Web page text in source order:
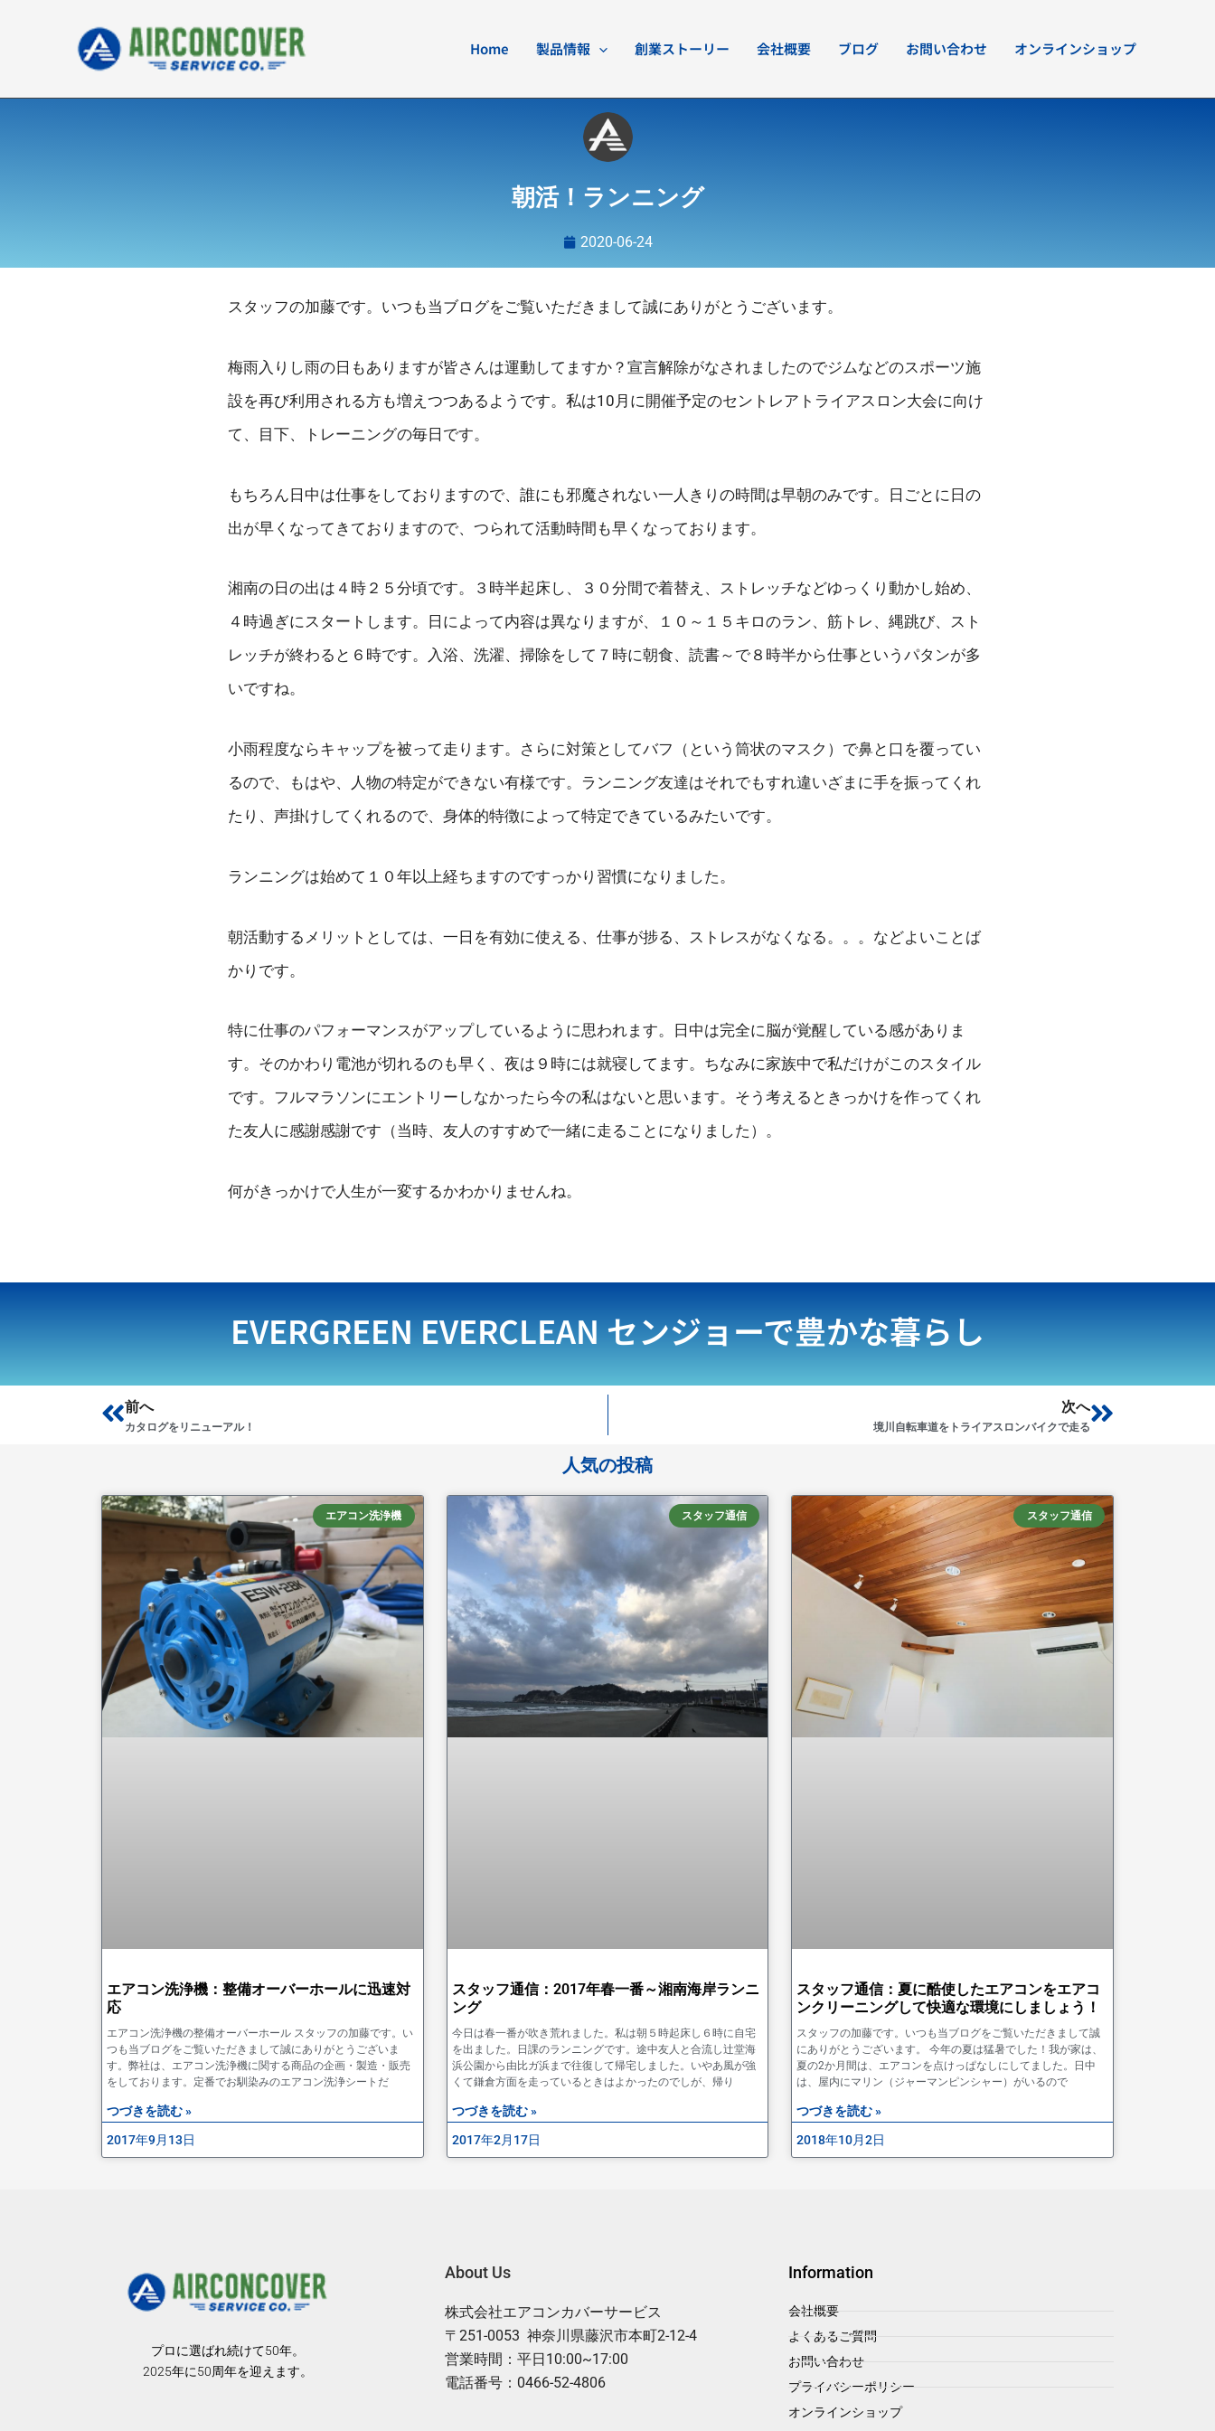
キ
Home 製品情報 創業ストーリー 会社概要 ブログ お問い合わせ オンラインショップ
朝活！ランニング
2020-06-24
スタッフの加藤です。いつも当ブログをご覧いただきまして誠にありがとうございます。
梅雨入りし雨の日もありますが皆さんは運動してますか？宣言解除がなされましたのでジムなどのスポーツ施
設を再び利用される方も増えつつあるようです。私は10月に開催予定のセントレアトライアスロン大会に向け
て、目下、トレーニングの毎日です。
もちろん日中は仕事をしておりますので、誰にも邪魔されない一人きりの時間は早朝のみです。日ごとに日の
出が早くなってきておりますので、つられて活動時間も早くなっております。
湘南の日の出は４時２５分頃です。３時半起床し、３０分間で着替え、ストレッチなどゆっくり動かし始め、
４時過ぎにスタートします。日によって内容は異なりますが、１０～１５キロのラン、筋トレ、縄跳び、スト
レッチが終わると６時です。入浴、洗濯、掃除をして７時に朝食、読書～で８時半から仕事というパタンが多
いですね。
小雨程度ならキャップを被って走ります。さらに対策としてバフ（という筒状のマスク）で鼻と口を覆ってい
るので、もはや、人物の特定ができない有様です。ランニング友達はそれでもすれ違いざまに手を振ってくれ
たり、声掛けしてくれるので、身体的特徴によって特定できているみたいです。
ランニングは始めて１０年以上経ちますのですっかり習慣になりました。
朝活動するメリットとしては、一日を有効に使える、仕事が捗る、ストレスがなくなる。。。などよいことば
かりです。
特に仕事のパフォーマンスがアップしているように思われます。日中は完全に脳が覚醒している感がありま
す。そのかわり電池が切れるのも早く、夜は９時には就寝してます。ちなみに家族中で私だけがこのスタイル
です。フルマラソンにエントリーしなかったら今の私はないと思います。そう考えるときっかけを作ってくれ
た友人に感謝感謝です（当時、友人のすすめで一緒に走ることになりました）。
何がきっかけで人生が一変するかわかりませんね。
EVERGREEN EVERCLEANセンジョーで豊かな暮らし
Prev
前へ
カタログをリニューアル！
次へ
境川自転車道をトライアスロンバイクで走るNext
人気の投稿
エアコン洗浄機
エアコン洗浄機：整備オーバーホールに迅速対
応
エアコン洗浄機の整備オーバーホール スタッフの加藤です。い
つも当ブログをご覧いただきまして誠にありがとうございま
す。弊社は、エアコン洗浄機に関する商品の企画・製造・販売
をしております。定番でお馴染みのエアコン洗浄シートだ
つづきを読む »
2017年9月13日
スタッフ通信
スタッフ通信：2017年春一番～湘南海岸ランニ
ング
今日は春一番が吹き荒れました。私は朝５時起床し６時に自宅
を出ました。日課のランニングです。途中友人と合流し辻堂海
浜公園から由比ガ浜まで往復して帰宅しました。いやあ風が強
くて鎌倉方面を走っているときはよかったのでしが、帰り
つづきを読む »
2017年2月17日
スタッフ通信
スタッフ通信：夏に酷使したエアコンをエアコ
ンクリーニングして快適な環境にしましょう！
スタッフの加藤です。いつも当ブログをご覧いただきまして誠
にありがとうございます。 今年の夏は猛暑でした！我が家は、
夏の2か月間は、エアコンを点けっぱなしにしてました。日中
は、屋内にマリン（ジャーマンピンシャー）がいるので
つづきを読む »
2018年10月2日
プロに選ばれ続けて50年。
2025年に50周年を迎えます。
About Us
株式会社エアコンカバーサービス
〒251-0053 神奈川県藤沢市本町2-12-4
営業時間：平日10:00~17:00
電話番号：0466-52-4806
Information
会社概要
よくあるご質問
お問い合わせ
プライバシーポリシー
オンラインショップ